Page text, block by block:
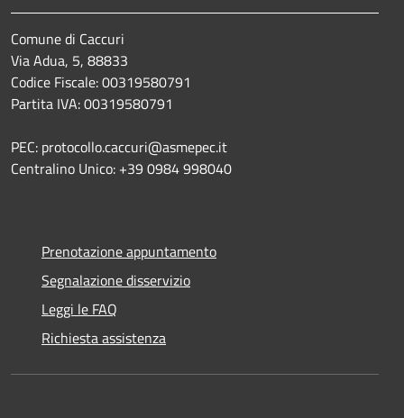
Comune di Caccuri
Via Adua, 5, 88833
Codice Fiscale: 00319580791
Partita IVA: 00319580791
PEC: protocollo.caccuri@asmepec.it
Centralino Unico: +39 0984 998040
Prenotazione appuntamento
Segnalazione disservizio
Leggi le FAQ
Richiesta assistenza